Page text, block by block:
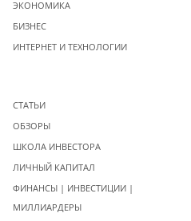
ЭКОНОМИКА
БИЗНЕС
ИНТЕРНЕТ И ТЕХНОЛОГИИ
СТАТЬИ
ОБЗОРЫ
ШКОЛА ИНВЕСТОРА
ЛИЧНЫЙ КАПИТАЛ
ФИНАНСЫ | ИНВЕСТИЦИИ |
МИЛЛИАРДЕРЫ